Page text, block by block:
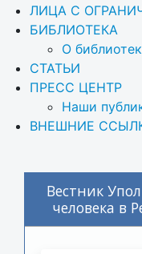
ЛИЦА С
БИБЛИОТЕКА
О
СТАТЬИ
ПРЕСС ЦЕНТР
Наши
ВНЕШНИЕ
Вестник
человека в